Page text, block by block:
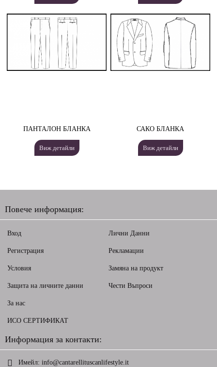
ПАНТАЛОН БЛАНКА
Виж детайли
САКО БЛАНКА
Виж детайли
Повече информация:
Вход
Регистрация
Условия
Защита на личните данни
Лични Данни
Рекламации
Замяна на продукт
Чести Въпроси
За нас
ИСО СЕРТИФИКАТ
Информация за контакти:
Имейл: info@cantarellituscanlifestyle.it